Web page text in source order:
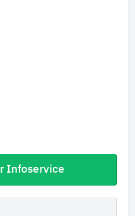
Infoservice